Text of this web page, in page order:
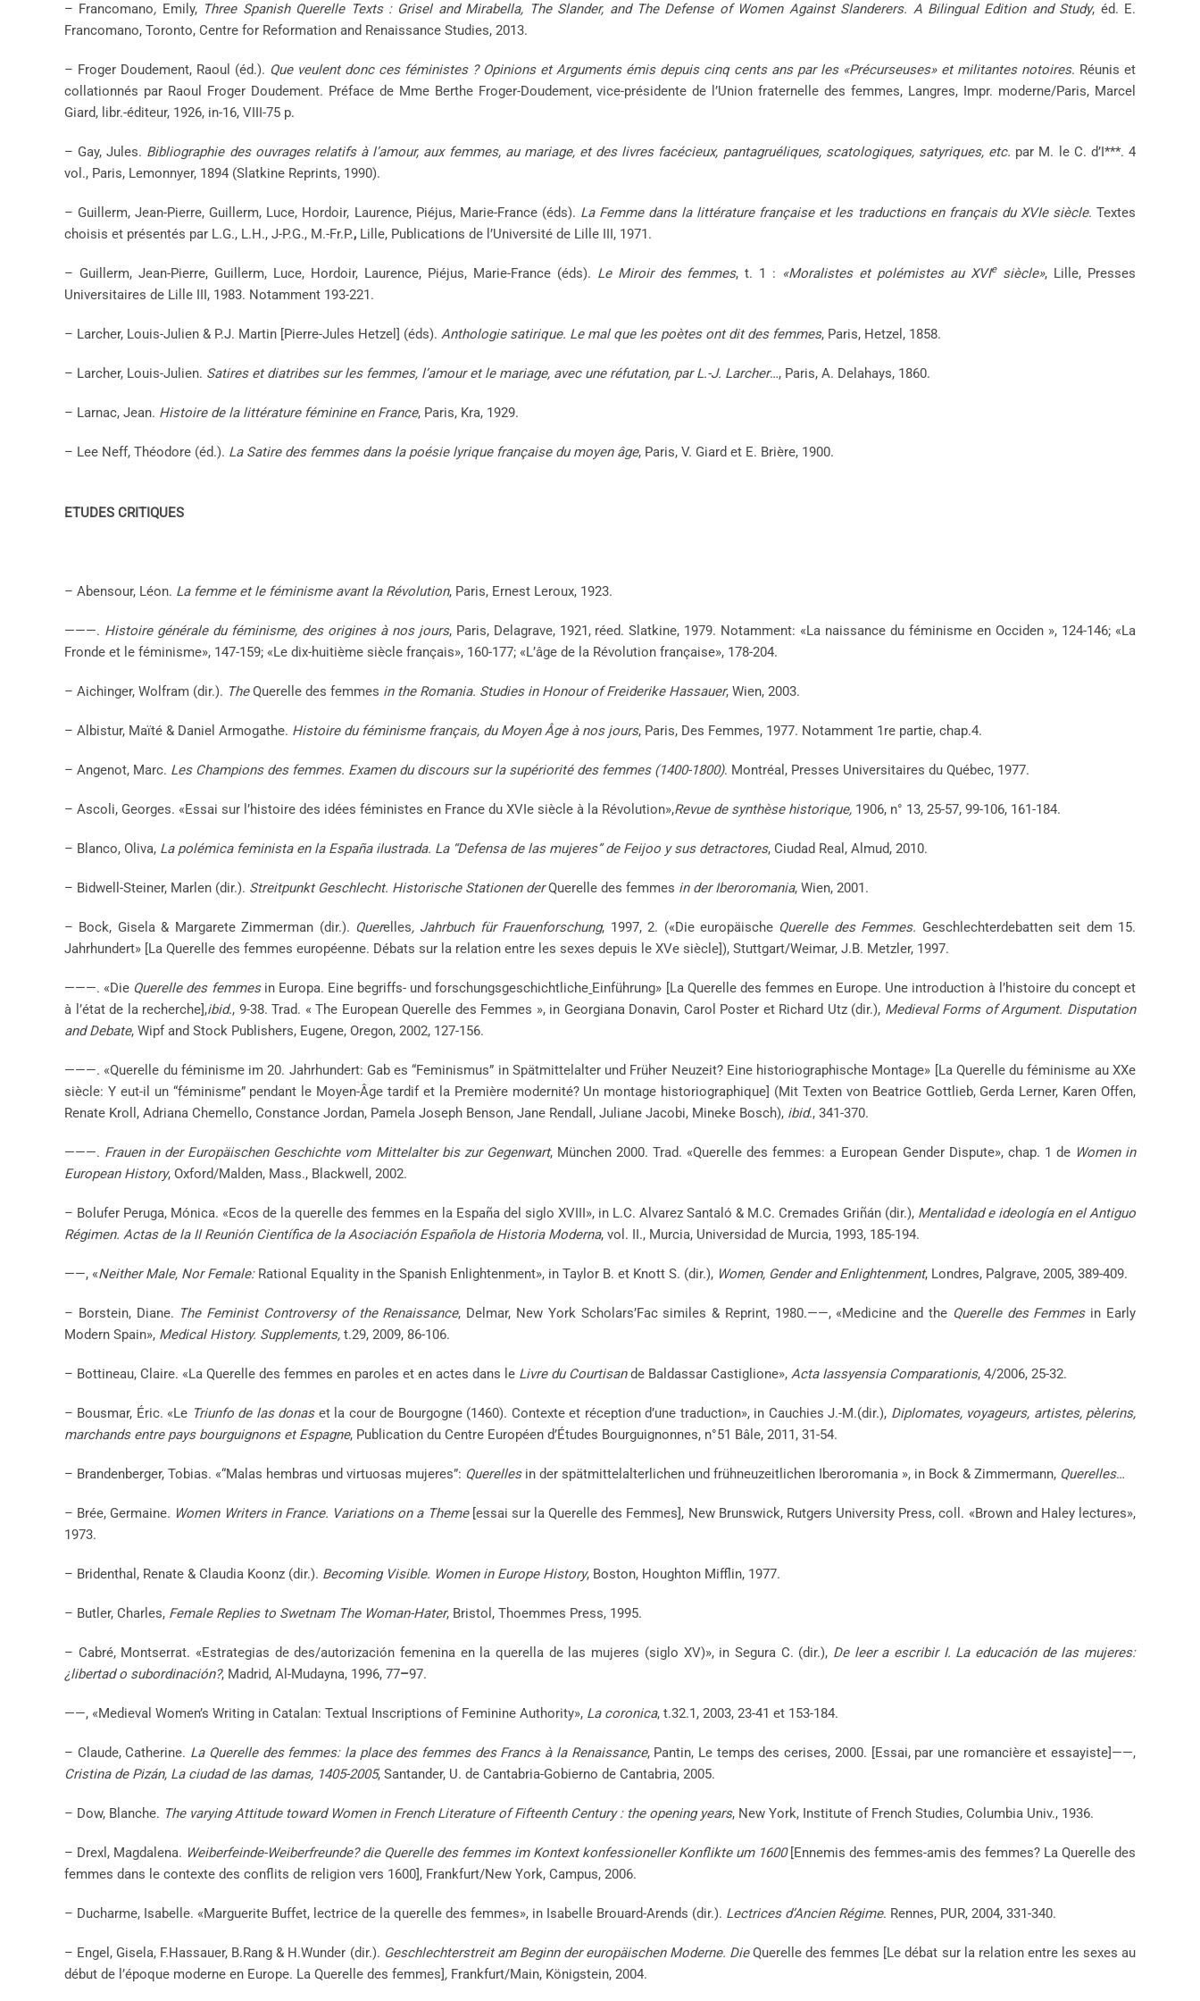
– Francomano, Emily, Three Spanish Querelle Texts : Grisel and Mirabella, The Slander, and The Defense of Women Against Slanderers. A Bilingual Edition and Study, éd. E.
Francomano, Toronto, Centre for Reformation and Renaissance Studies, 2013.
– Froger Doudement, Raoul (éd.). Que veulent donc ces féministes ? Opinions et Arguments émis depuis cinq cents ans par les «Précurseuses» et militantes notoires. Réunis et
collationnés par Raoul Froger Doudement. Préface de Mme Berthe Froger-Doudement, vice-présidente de l’Union fraternelle des femmes, Langres, Impr. moderne/Paris, Marcel
Giard, libr.-éditeur, 1926, in-16, VIII-75 p.
– Gay, Jules. Bibliographie des ouvrages relatifs à l’amour, aux femmes, au mariage, et des livres facécieux, pantagruéliques, scatologiques, satyriques, etc. par M. le C. d’I***. 4
vol., Paris, Lemonnyer, 1894 (Slatkine Reprints, 1990).
– Guillerm, Jean-Pierre, Guillerm, Luce, Hordoir, Laurence, Piéjus, Marie-France (éds). La Femme dans la littérature française et les traductions en français du XVIe siècle. Textes
choisis et présentés par L.G., L.H., J-P.G., M.-Fr.P., Lille, Publications de l’Université de Lille III, 1971.
– Guillerm, Jean-Pierre, Guillerm, Luce, Hordoir, Laurence, Piéjus, Marie-France (éds). Le Miroir des femmes, t. 1 : «Moralistes et polémistes au XVIesiècle», Lille, Presses
Universitaires de Lille III, 1983. Notamment 193-221.
– Larcher, Louis-Julien & P.J. Martin [Pierre-Jules Hetzel] (éds). Anthologie satirique. Le mal que les poètes ont dit des femmes, Paris, Hetzel, 1858.
– Larcher, Louis-Julien. Satires et diatribes sur les femmes, l’amour et le mariage, avec une réfutation, par L.-J. Larcher…, Paris, A. Delahays, 1860.
– Larnac, Jean. Histoire de la littérature féminine en France, Paris, Kra, 1929.
– Lee Neff, Théodore (éd.). La Satire des femmes dans la poésie lyrique française du moyen âge, Paris, V. Giard et E. Brière, 1900.
ETUDES CRITIQUES
– Abensour, Léon. La femme et le féminisme avant la Révolution, Paris, Ernest Leroux, 1923.
———. Histoire générale du féminisme, des origines à nos jours, Paris, Delagrave, 1921, réed. Slatkine, 1979. Notamment: «La naissance du féminisme en Occiden », 124-146; «La
Fronde et le féminisme», 147-159; «Le dix-huitième siècle français», 160-177; «L’âge de la Révolution française», 178-204.
– Aichinger, Wolfram (dir.). TheQuerelle des femmes in the Romania. Studies in Honour of Freiderike Hassauer, Wien, 2003.
– Albistur, Maïté & Daniel Armogathe. Histoire du féminisme français, du Moyen Âge à nos jours, Paris, Des Femmes, 1977. Notamment 1re partie, chap.4.
– Angenot, Marc. Les Champions des femmes. Examen du discours sur la supériorité des femmes (1400-1800). Montréal, Presses Universitaires du Québec, 1977.
– Ascoli, Georges. «Essai sur l’histoire des idées féministes en France du XVIe siècle à la Révolution»,Revue de synthèse historique, 1906, n° 13, 25-57, 99-106, 161-184.
– Blanco, Oliva, La polémica feminista en la España ilustrada. La “Defensa de las mujeres” de Feijoo y sus detractores, Ciudad Real, Almud, 2010.
– Bidwell-Steiner, Marlen (dir.). Streitpunkt Geschlecht. Historische Stationen derQuerelle des femmes in der Iberoromania, Wien, 2001.
– Bock, Gisela & Margarete Zimmerman (dir.). Querelles, Jahrbuch für Frauenforschung, 1997, 2. («Die europäische Querelle des Femmes. Geschlechterdebatten seit dem 15.
Jahrhundert» [La Querelle des femmes européenne. Débats sur la relation entre les sexes depuis le XVe siècle]), Stuttgart/Weimar, J.B. Metzler, 1997.
———. «Die Querelle des femmes in Europa. Eine begriffs- und forschungsgeschichtliche Einführung» [La Querelle des femmes en Europe. Une introduction à l’histoire du concept et
à l’état de la recherche],ibid., 9-38. Trad. « The European Querelle des Femmes », in Georgiana Donavin, Carol Poster et Richard Utz (dir.), Medieval Forms of Argument. Disputation
and Debate, Wipf and Stock Publishers, Eugene, Oregon, 2002, 127-156.
———. «Querelle du féminisme im 20. Jahrhundert: Gab es “Feminismus” in Spätmittelalter und Früher Neuzeit? Eine historiographische Montage» [La Querelle du féminisme au XXe
siècle: Y eut-il un “féminisme” pendant le Moyen-Âge tardif et la Première modernité? Un montage historiographique] (Mit Texten von Beatrice Gottlieb, Gerda Lerner, Karen Offen,
Renate Kroll, Adriana Chemello, Constance Jordan, Pamela Joseph Benson, Jane Rendall, Juliane Jacobi, Mineke Bosch), ibid., 341-370.
———. Frauen in der Europäischen Geschichte vom Mittelalter bis zur Gegenwart, München 2000. Trad. «Querelle des femmes: a European Gender Dispute», chap. 1 de Women in
European History, Oxford/Malden, Mass., Blackwell, 2002.
– Bolufer Peruga, Mónica. «Ecos de la querelle des femmes en la España del siglo XVIII», in L.C. Alvarez Santaló & M.C. Cremades Griñán (dir.), Mentalidad e ideología en el Antiguo
Régimen. Actas de la II Reunión Científica de la Asociación Española de Historia Moderna, vol. II., Murcia, Universidad de Murcia, 1993, 185-194.
——, «Neither Male, Nor Female: Rational Equality in the Spanish Enlightenment», in Taylor B. et Knott S. (dir.), Women, Gender and Enlightenment, Londres, Palgrave, 2005, 389-409.
– Borstein, Diane. The Feminist Controversy of the Renaissance, Delmar, New York Scholars’Fac similes & Reprint, 1980.——, «Medicine and the Querelle des Femmesin Early
Modern Spain», Medical History. Supplements, t.29, 2009, 86-106.
– Bottineau, Claire. «La Querelle des femmes en paroles et en actes dans le Livre du Courtisande Baldassar Castiglione», Acta Iassyensia Comparationis, 4/2006, 25-32.
– Bousmar, Éric. «Le Triunfo de las donaset la cour de Bourgogne (1460). Contexte et réception d’une traduction», in Cauchies J.-M.(dir.), Diplomates, voyageurs, artistes, pèlerins,
marchands entre pays bourguignons et Espagne, Publication du Centre Européen d’Études Bourguignonnes, n°51 Bâle, 2011, 31-54.
– Brandenberger, Tobias. «“Malas hembras und virtuosas mujeres”: Querelles in der spätmittelalterlichen und frühneuzeitlichen Iberoromania », in Bock & Zimmermann, Querelles…
– Brée, Germaine. Women Writers in France. Variations on a Theme[essai sur la Querelle des Femmes], New Brunswick, Rutgers University Press, coll. «Brown and Haley lectures»,
1973.
– Bridenthal, Renate & Claudia Koonz (dir.). Becoming Visible. Women in Europe History, Boston, Houghton Mifflin, 1977.
– Butler, Charles, Female Replies to Swetnam The Woman-Hater, Bristol, Thoemmes Press, 1995.
– Cabré, Montserrat. «Estrategias de des/autorización femenina en la querella de las mujeres (siglo XV)», in Segura C. (dir.), De leer a escribir I. La educación de las mujeres:
¿libertad o subordinación?, Madrid, Al-Mudayna, 1996, 77–97.
——, «Medieval Women’s Writing in Catalan: Textual Inscriptions of Feminine Authority», La coronica, t.32.1, 2003, 23-41 et 153-184.
– Claude, Catherine. La Querelle des femmes: la place des femmes des Francs à la Renaissance, Pantin, Le temps des cerises, 2000. [Essai, par une romancière et essayiste]——,
Cristina de Pizán, La ciudad de las damas, 1405-2005, Santander, U. de Cantabria-Gobierno de Cantabria, 2005.
– Dow, Blanche. The varying Attitude toward Women in French Literature of Fifteenth Century : the opening years, New York, Institute of French Studies, Columbia Univ., 1936.
– Drexl, Magdalena. Weiberfeinde-Weiberfreunde? die Querelle des femmes im Kontext konfessioneller Konflikte um 1600[Ennemis des femmes-amis des femmes? La Querelle des
femmes dans le contexte des conflits de religion vers 1600], Frankfurt/New York, Campus, 2006.
– Ducharme, Isabelle. «Marguerite Buffet, lectrice de la querelle des femmes», in Isabelle Brouard-Arends (dir.). Lectrices d’Ancien Régime. Rennes, PUR, 2004, 331-340.
– Engel, Gisela, F.Hassauer, B.Rang & H.Wunder (dir.). Geschlechterstreit am Beginn der europäischen Moderne. DieQuerelle des femmes [Le débat sur la relation entre les sexes au
début de l’époque moderne en Europe. La Querelle des femmes], Frankfurt/Main, Königstein, 2004.